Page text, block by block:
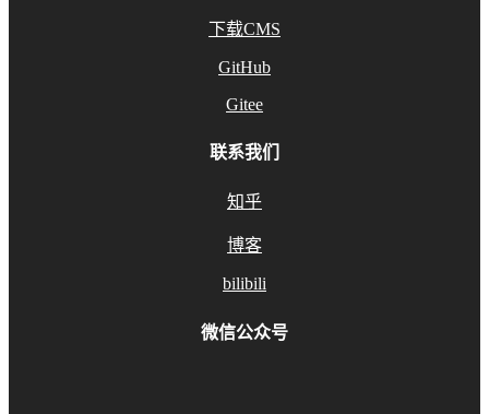
下载CMS
GitHub
Gitee
联系我们
知乎
博客
bilibili
微信公众号